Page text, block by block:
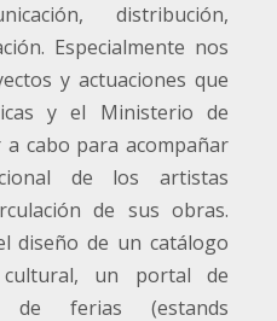
distribución,
Especialmente nos
y actuaciones que
y el Ministerio de
cabo para acompañar
de los artistas
de sus obras.
diseño de un catálogo
un portal de
de ferias (estands